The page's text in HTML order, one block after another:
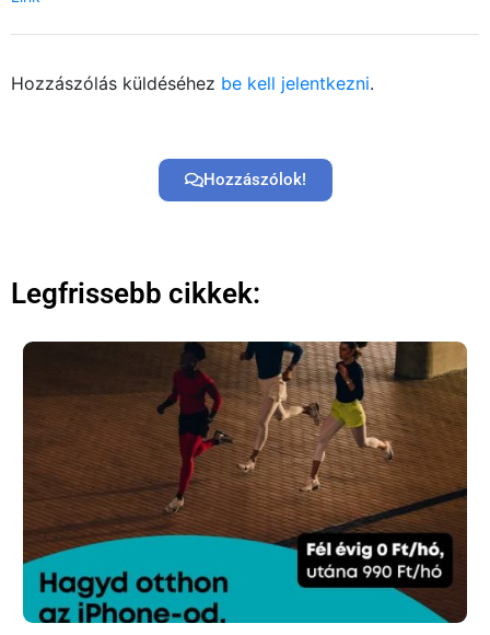
Hozzászólás küldéséhez be kell jelentkezni.
Hozzászólok!
Legfrissebb cikkek: